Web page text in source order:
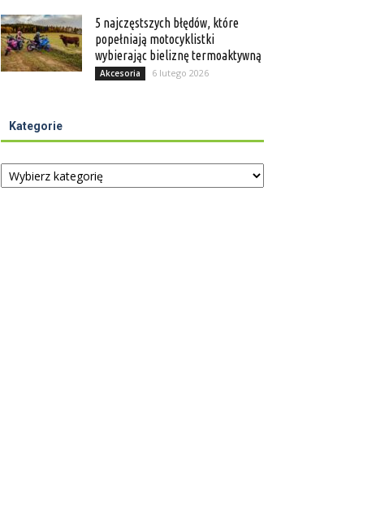
5 najczęstszych błędów, które
popełniają motocyklistki
wybierając bieliznę termoaktywną
Akcesoria 6 lutego 2026
Kategorie
Kategorie